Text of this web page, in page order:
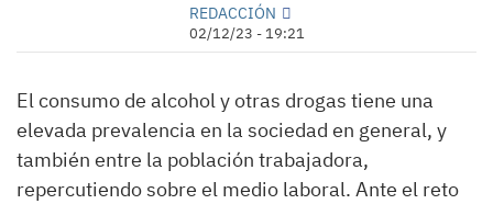
REDACCIÓN
02/12/23 - 19:21
El consumo de alcohol y otras drogas tiene una
elevada prevalencia en la sociedad en general, y
también entre la población trabajadora,
repercutiendo sobre el medio laboral. Ante el reto